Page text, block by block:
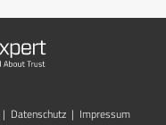
| Datenschutz | Impressum